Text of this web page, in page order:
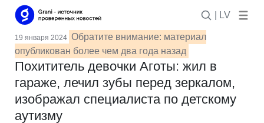
| LV
19 января 2024 Обратите внимание: материал
опубликован более чем два года назад
Похититель девочки Аготы: жил в
гараже, лечил зубы перед зеркалом,
изображал специалиста по детскому
аутизму